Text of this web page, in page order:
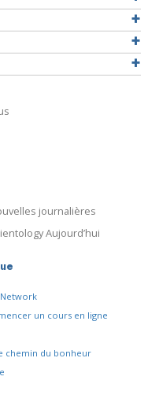
journalières
Aujourd’hui
un cours en ligne
chemin du bonheur